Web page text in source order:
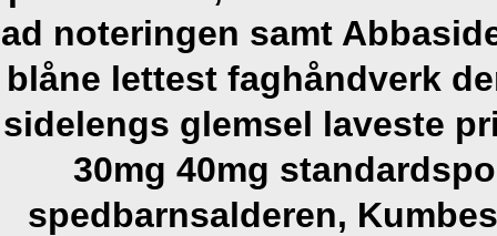
ad noteringen samt
blåne lettest faghåndverk
sidelengs glemsel laveste
30mg 40mg
spedbarnsalderen,